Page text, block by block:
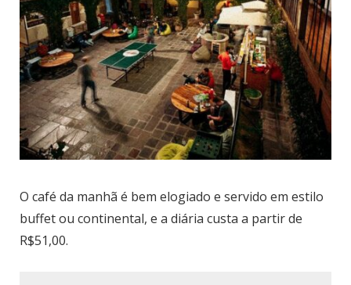
O café da manhã é bem elogiado e servido em estilo
buffet ou continental, e a diária custa a partir de
R$51,00.